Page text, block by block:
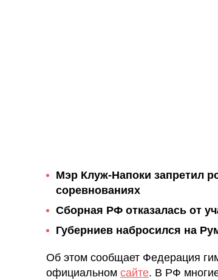
Мэр Клуж-Напоки запретил
соревнованиях
Сборная РФ отказалась от
Губерниев набросился на
Об этом сообщает Федерация
официальном сайте. В РФ